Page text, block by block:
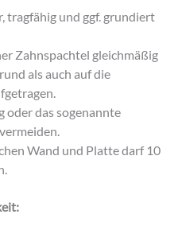
tragfähig und ggf. grundiert
Zahnspachtel gleichmäßig
als auch auf die
oder das sogenannte
Wand und Platte darf 10